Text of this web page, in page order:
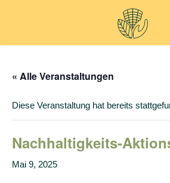
Inhalt
« Alle Veranstaltungen
Diese Veranstaltung hat bereits
Nachhaltigkeits-
Mai 9, 2025